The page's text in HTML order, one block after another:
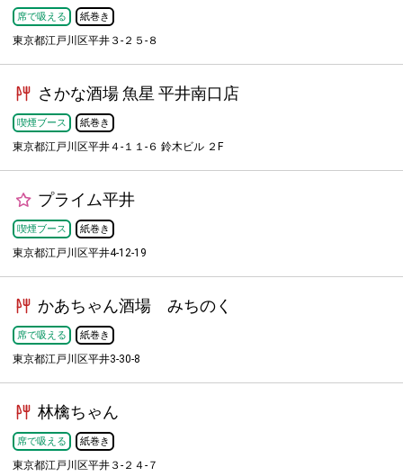
席で吸える 紙巻き
東京都江戸川区平井３-２５-８
さかな酒場 魚星 平井南口店
喫煙ブース 紙巻き
東京都江戸川区平井４-１１-６ 鈴木ビル ２F
プライム平井
喫煙ブース 紙巻き
東京都江戸川区平井4-12-19
かあちゃん酒場 みちのく
席で吸える 紙巻き
東京都江戸川区平井3-30-8
林檎ちゃん
席で吸える 紙巻き
東京都江戸川区平井３-２４-７